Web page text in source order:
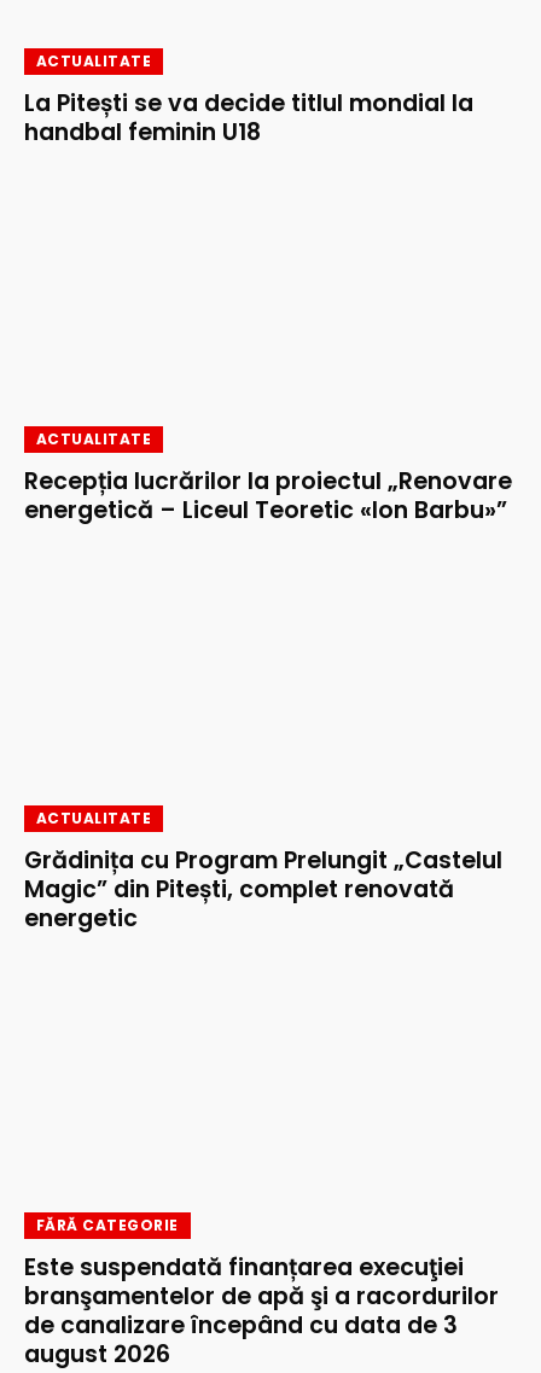
ACTUALITATE
La Pitești se va decide titlul mondial la
handbal feminin U18
ACTUALITATE
Recepția lucrărilor la proiectul „Renovare
energetică – Liceul Teoretic «Ion Barbu»”
ACTUALITATE
Grădinița cu Program Prelungit „Castelul
Magic” din Pitești, complet renovată
energetic
FĂRĂ CATEGORIE
Este suspendată finanțarea execuţiei
branşamentelor de apă şi a racordurilor
de canalizare începând cu data de 3
august 2026